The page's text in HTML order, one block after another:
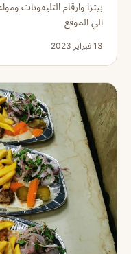
بيتزا وارقام التليفونات
الي الموقع
13 فبراير 2023